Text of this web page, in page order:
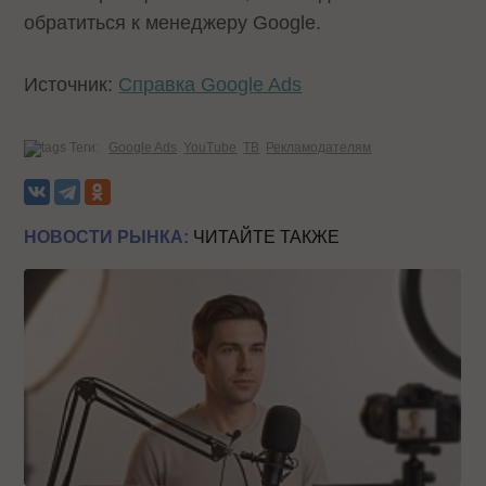
обратиться к менеджеру Google.
Источник: Справка Google Ads
Теги: Google Ads YouTube ТВ Рекламодателям
НОВОСТИ РЫНКА: ЧИТАЙТЕ ТАКЖЕ